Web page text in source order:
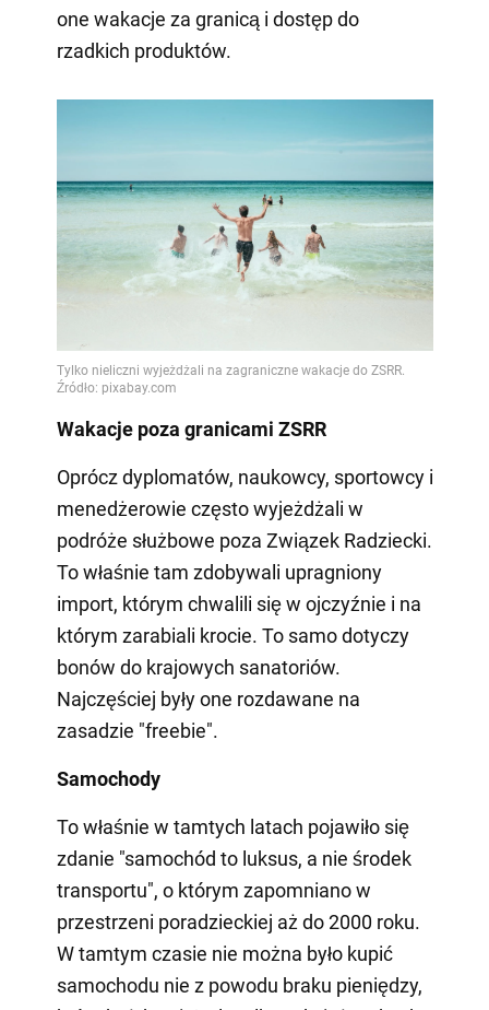
one wakacje za granicą i dostęp do
rzadkich produktów.
Wakacje poza granicami ZSRR
Oprócz dyplomatów, naukowcy, sportowcy i
menedżerowie często wyjeżdżali w
podróże służbowe poza Związek Radziecki.
To właśnie tam zdobywali upragniony
import, którym chwalili się w ojczyźnie i na
którym zarabiali krocie. To samo dotyczy
bonów do krajowych sanatoriów.
Najczęściej były one rozdawane na
zasadzie "freebie".
Samochody
To właśnie w tamtych latach pojawiło się
zdanie "samochód to luksus, a nie środek
transportu", o którym zapomniano w
przestrzeni poradzieckiej aż do 2000 roku.
W tamtym czasie nie można było kupić
samochodu nie z powodu braku pieniędzy,